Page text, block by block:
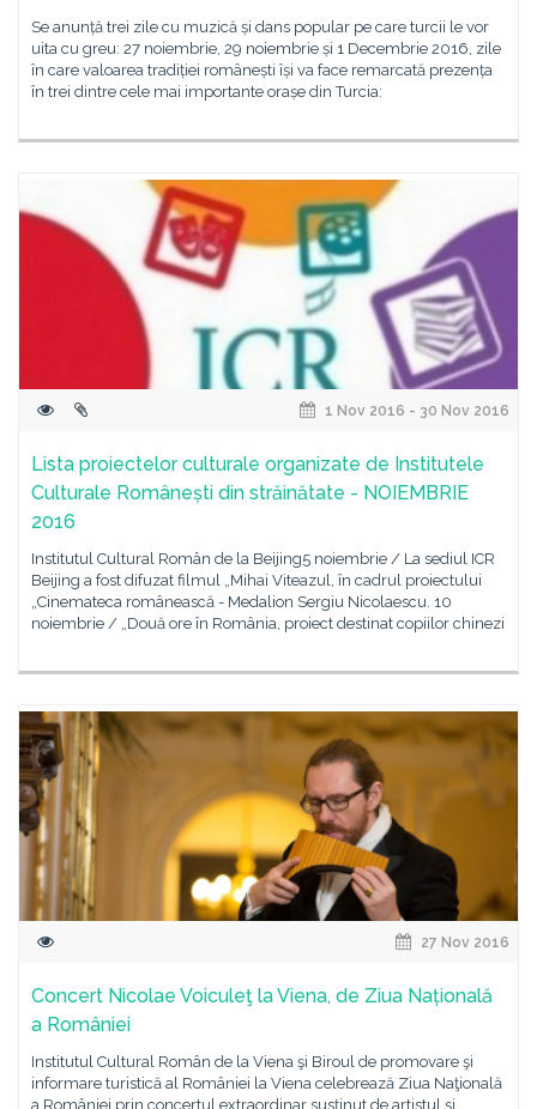
Se anunță trei zile cu muzică și dans popular pe care turcii le vor
uita cu greu: 27 noiembrie, 29 noiembrie și 1 Decembrie 2016, zile
în care valoarea tradiției românești își va face remarcată prezența
în trei dintre cele mai importante orașe din Turcia:
1 Nov 2016 - 30 Nov 2016
Lista proiectelor culturale organizate de Institutele
Culturale Românești din străinătate - NOIEMBRIE
2016
Institutul Cultural Român de la Beijing5 noiembrie / La sediul ICR
Beijing a fost difuzat filmul „Mihai Viteazul, în cadrul proiectului
„Cinemateca românească - Medalion Sergiu Nicolaescu. 10
noiembrie / „Două ore în România, proiect destinat copiilor chinezi
27 Nov 2016
Concert Nicolae Voiculeţ la Viena, de Ziua Națională
a României
Institutul Cultural Român de la Viena şi Biroul de promovare şi
informare turistică al României la Viena celebrează Ziua Naţională
a României prin concertul extraordinar susţinut de artistul și